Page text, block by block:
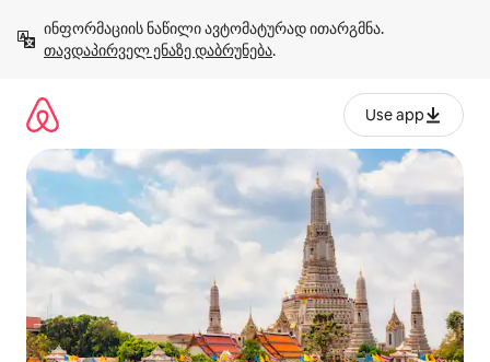
გადასვლა
თავდაპირველ ენაზე დაბრუნება.
Use app